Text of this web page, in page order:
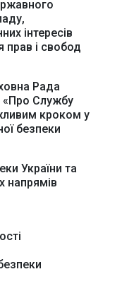
інтересів
і свобод
Рада
«Про Службу
кроком у
безпеки
України та
напрямів